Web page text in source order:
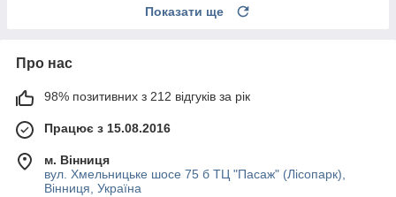
Показати ще
Про нас
98% позитивних з 212 відгуків за рік
Працює з 15.08.2016
м. Вінниця
вул. Хмельницьке шосе 75 б ТЦ "Пасаж" (Лісопарк),
Вінниця, Україна